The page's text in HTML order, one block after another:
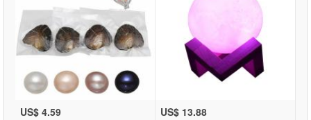
US$ 4.59 US$ 13.88